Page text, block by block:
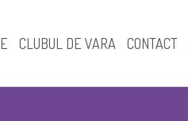
CLUBUL DE VARA CONTACT